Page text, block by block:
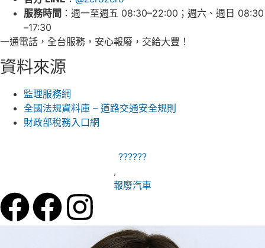
服務時間 ：週一至週五 08:30–22:00；週六、週日 08:30
–17:30
一通電話，全台服務，安心報廢，交給大豐！
資料來源
監理服務網
全國法規資料庫 – 道路交通安全規則
財政部稅務入口網
??????
,
報廢汽車